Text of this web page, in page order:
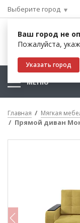
Выберите город
Ваш город не
Пожалуйста,
Указать город
МЕНЮ
Главная Мягкая
Прямой диван